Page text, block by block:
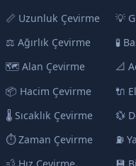
📏 Uzunluk Çevirme
⚖️ Ağırlık Çevirme
🗺️ Alan Çevirme
📦 Hacim Çevirme
🌡️ Sıcaklık Çevirme
⏱️ Zaman Çevirme
💡
🧪
📐
🔌
💱
⛽